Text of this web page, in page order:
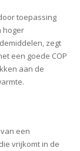
toepassing
hoger
zegt
een goede COP
aan de
een
vrijkomt in de